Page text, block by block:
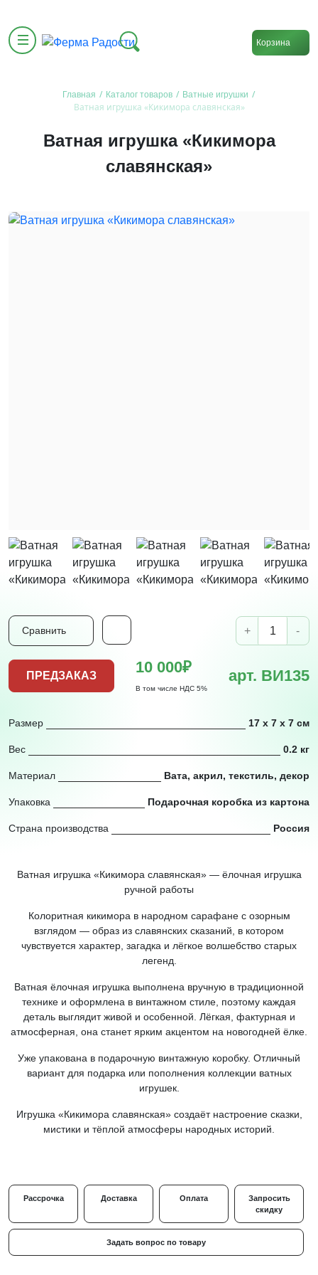
Корзина
Главная / Каталог товаров / Ватные игрушки /
Ватная игрушка «Кикимора славянская»
Ватная игрушка «Кикимора
славянская»
Сравнить + -
ПРЕДЗАКАЗ 10 000₽
В том числе НДС 5%
арт. ВИ135
Размер 17 х 7 х 7 см
Вес 0.2 кг
Материал Вата, акрил, текстиль, декор
Упаковка Подарочная коробка из картона
Страна производства Россия
Ватная игрушка «Кикимора славянская» — ёлочная игрушка
ручной работы
Колоритная кикимора в народном сарафане с озорным
взглядом — образ из славянских сказаний, в котором
чувствуется характер, загадка и лёгкое волшебство старых
легенд.
Ватная ёлочная игрушка выполнена вручную в традиционной
технике и оформлена в винтажном стиле, поэтому каждая
деталь выглядит живой и особенной. Лёгкая, фактурная и
атмосферная, она станет ярким акцентом на новогодней ёлке.
Уже упакована в подарочную винтажную коробку. Отличный
вариант для подарка или пополнения коллекции ватных
игрушек.
Игрушка «Кикимора славянская» создаёт настроение сказки,
мистики и тёплой атмосферы народных историй.
Рассрочка Доставка Оплата
Запросить
скидку
Задать вопрос по товару